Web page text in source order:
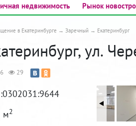
недвижимость Рынок
в Екатеринбурге Заречный Екатеринбург
ул.
29
м2